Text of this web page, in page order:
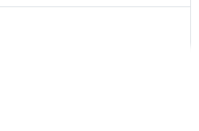
連上 Facebook、
社群網站，更可隨時透過
應用程式，隨時創造有趣的